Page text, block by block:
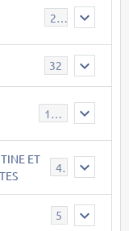
23
32
147
ET
40
5